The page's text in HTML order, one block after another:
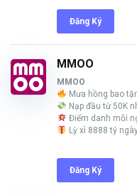
Đăng Ký
MMOO
MMOO
Mưa hồng bao
Nạp đầu từ 50K
Điểm danh mỗi
Lỳ xì 8888 tỷ
Đăng Ký